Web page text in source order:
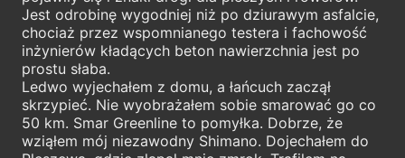
Jest odrobinę wygodniej niż po dziurawym asfalcie,
chociaż przez wspomnianego testera i fachowość
inżynierów kładących beton nawierzchnia jest po
prostu słaba.
Ledwo wyjechałem z domu, a łańcuch zaczął
skrzypieć. Nie wyobrażałem sobie smarować go co
50 km. Smar Greenline to pomyłka. Dobrze, że
wziąłem mój niezawodny Shimano. Dojechałem do